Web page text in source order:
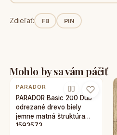
Zdieľať: FB PIN
Mohlo by sa vám páčiť
PARADOR
PARADOR Basic 200 Dub
odrezané drevo biely
jemne matná štruktúra
1593573